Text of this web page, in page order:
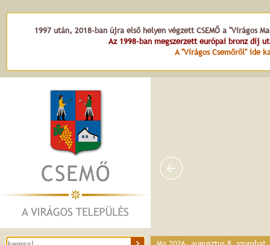
1997 után, 2018-ban újra első helyen végzett CSEMŐ a "Virágos
Az 1998-ban megszerzett európai bronz díj
A "Virágos Csemőről" ide